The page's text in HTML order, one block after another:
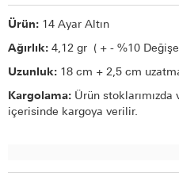
Ürün: 14 Ayar Altın
Ağırlık: 4,12 gr ( + - %10
Uzunluk: 18 cm + 2,5 cm
Kargolama: Ürün stoklarımızda
içerisinde kargoya verilir.